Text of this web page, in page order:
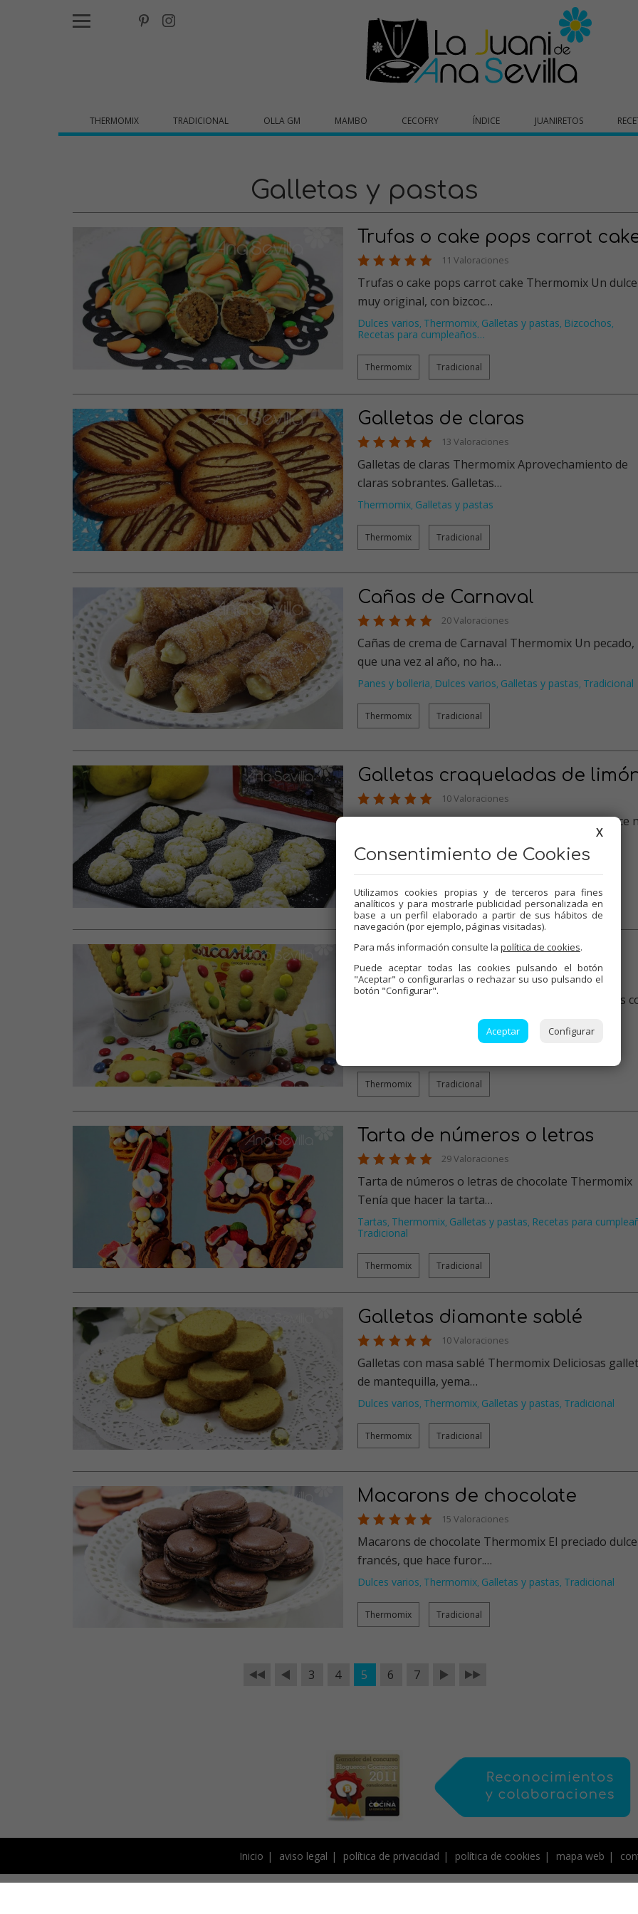
THERMOMIX TRADICIONAL OLLA GM MAMBO CECOFRY ÍNDICE JUANIRETOS
Galletas y pastas
Trufas o cake pops carrot
11 Valoraciones
Trufas o cake pops carrot cake Thermomix Un dulce
muy original, con bizcoc…
Dulces varios, Thermomix, Galletas y pastas, Bizcochos,
Recetas para cumpleaños…
Thermomix Tradicional
Galletas de claras
13 Valoraciones
Galletas de claras Thermomix Aprovechamiento de
claras sobrantes. Galletas…
Thermomix, Galletas y pastas
Thermomix Tradicional
Cañas de Carnaval
20 Valoraciones
Cañas de crema de Carnaval Thermomix Un pecado,
que una vez al año, no ha…
Panes y bolleria, Dulces varios, Galletas y pastas, Tradicional
Thermomix Tradicional
Galletas craqueladas de
10 Valoraciones
Galletas craqueladas de limón Thermomix Un dulce no
Dulces varios ,Thermomix,Galletas y pastas,Tradicional
Thermomix Tradicional
Galletas semáforo
5 Valoraciones
Galletas semáforo Thermomix Galletas para niños con
,Galletas y pastas
Thermomix Tradicional
Tarta de números o letras
29 Valoraciones
Tarta de números o letras de chocolate Thermomix
Tenía que hacer la tarta…
Tartas, Thermomix, Galletas y pastas, Recetas para
Tradicional
Thermomix Tradicional
Galletas diamante sablé
10 Valoraciones
Galletas con masa sablé Thermomix Deliciosas galletas
de mantequilla, yema…
Dulces varios, Thermomix, Galletas y pastas, Tradicional
Thermomix Tradicional
Macarons de chocolate
15 Valoraciones
Macarons de chocolate Thermomix El preciado dulce
francés, que hace furor.…
Dulces varios, Thermomix, Galletas y pastas, Tradicional
Thermomix Tradicional
3 4 5 6 7
Inicio aviso legal política de privacidad política de cookies mapa web
X
Consentimiento de Cookies
Utilizamos cookies propias y de terceros para fines
analíticos y para mostrarle publicidad personalizada en
base a un perfil elaborado a partir de sus hábitos de
navegación (por ejemplo, páginas visitadas).
Para más información consulte la política de cookies.
Puede aceptar todas las cookies pulsando el botón
"Aceptar" o configurarlas o rechazar su uso pulsando el
botón "Configurar".
Aceptar Configurar